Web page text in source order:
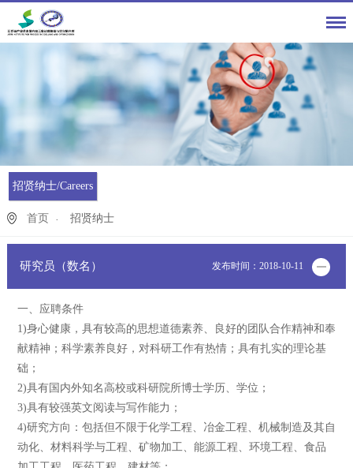
招贤纳士/Careers
首页 招贤纳士
发布时间：2018-10-11
研究员（数名）
一、应聘条件
1)身心健康，具有较高的思想道德素养、良好的团队合作精神和奉
献精神；科学素养良好，对科研工作有热情；具有扎实的理论基
础；
2)具有国内外知名高校或科研院所博士学历、学位；
3)具有较强英文阅读与写作能力；
4)研究方向：包括但不限于化学工程、冶金工程、机械制造及其自
动化、材料科学与工程、矿物加工、能源工程、环境工程、食品